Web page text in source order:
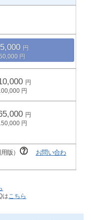
用版）
お問い合わ
は こちら